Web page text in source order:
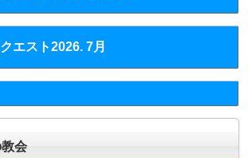
エスト2026. 7月
会